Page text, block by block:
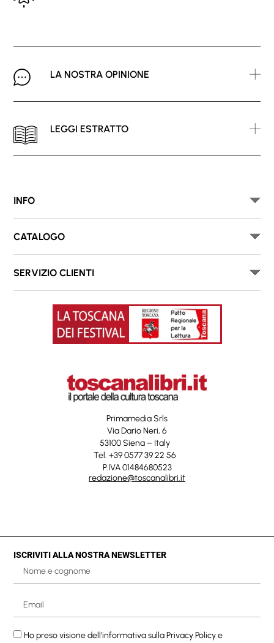
LA NOSTRA OPINIONE
LEGGI ESTRATTO
INFO
CATALOGO
SERVIZIO CLIENTI
Primamedia Srls
Via Dario Neri, 6
53100 Siena – Italy
Tel. +39 0577 39 22 56
P.IVA 01484680523
redazione@toscanalibri.it
ISCRIVITI ALLA NOSTRA NEWSLETTER
Ho preso visione dell'informativa sullaPrivacy Policye